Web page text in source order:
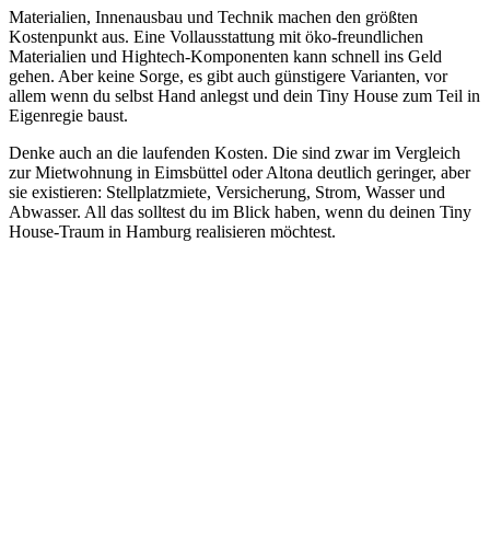
Materialien, Innenausbau und Technik machen den größten
Kostenpunkt aus. Eine Vollausstattung mit öko-freundlichen
Materialien und Hightech-Komponenten kann schnell ins Geld
gehen. Aber keine Sorge, es gibt auch günstigere Varianten, vor
allem wenn du selbst Hand anlegst und dein Tiny House zum Teil in
Eigenregie baust.
Denke auch an die laufenden Kosten. Die sind zwar im Vergleich
zur Mietwohnung in Eimsbüttel oder Altona deutlich geringer, aber
sie existieren: Stellplatzmiete, Versicherung, Strom, Wasser und
Abwasser. All das solltest du im Blick haben, wenn du deinen Tiny
House-Traum in Hamburg realisieren möchtest.